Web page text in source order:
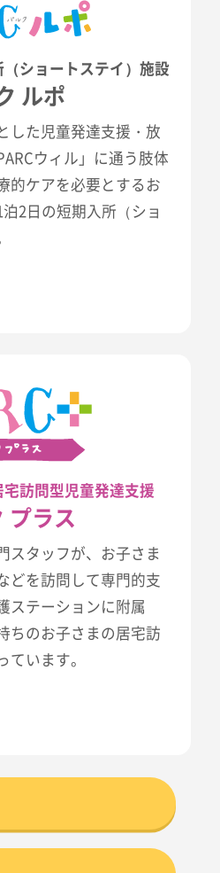
ショートステイ）施設
ルポ
した児童発達支援・放
ウィル」に通う肢体
的ケアを必要とするお
2日の短期入所（ショ
訪問型児童発達支援
プラス
スタッフが、お子さま
どを訪問して専門的支
ステーションに附属
ちのお子さまの居宅訪
います。